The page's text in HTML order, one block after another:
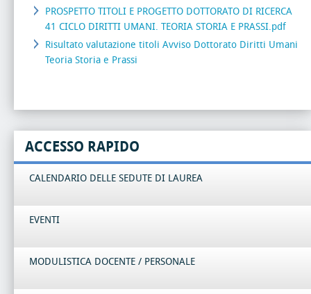
PROSPETTO TITOLI E PROGETTO DOTTORATO DI RICERCA
41 CICLO DIRITTI UMANI. TEORIA STORIA E PRASSI.pdf
Risultato valutazione titoli Avviso Dottorato Diritti Umani
Teoria Storia e Prassi
ACCESSO RAPIDO
CALENDARIO DELLE SEDUTE DI LAUREA
EVENTI
MODULISTICA DOCENTE / PERSONALE